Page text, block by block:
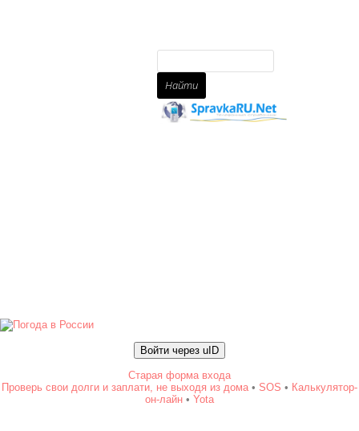
Войти через uID
Старая форма входа
Проверь свои долги и заплати, не выходя из дома • SOS • Калькулятор-
он-лайн • Yota